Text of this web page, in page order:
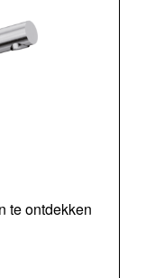
te ontdekken